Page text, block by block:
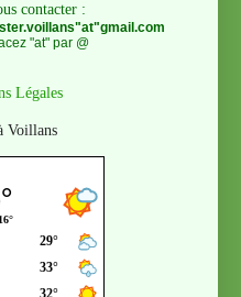
contacter :
"at" par @
Légales
Voillans